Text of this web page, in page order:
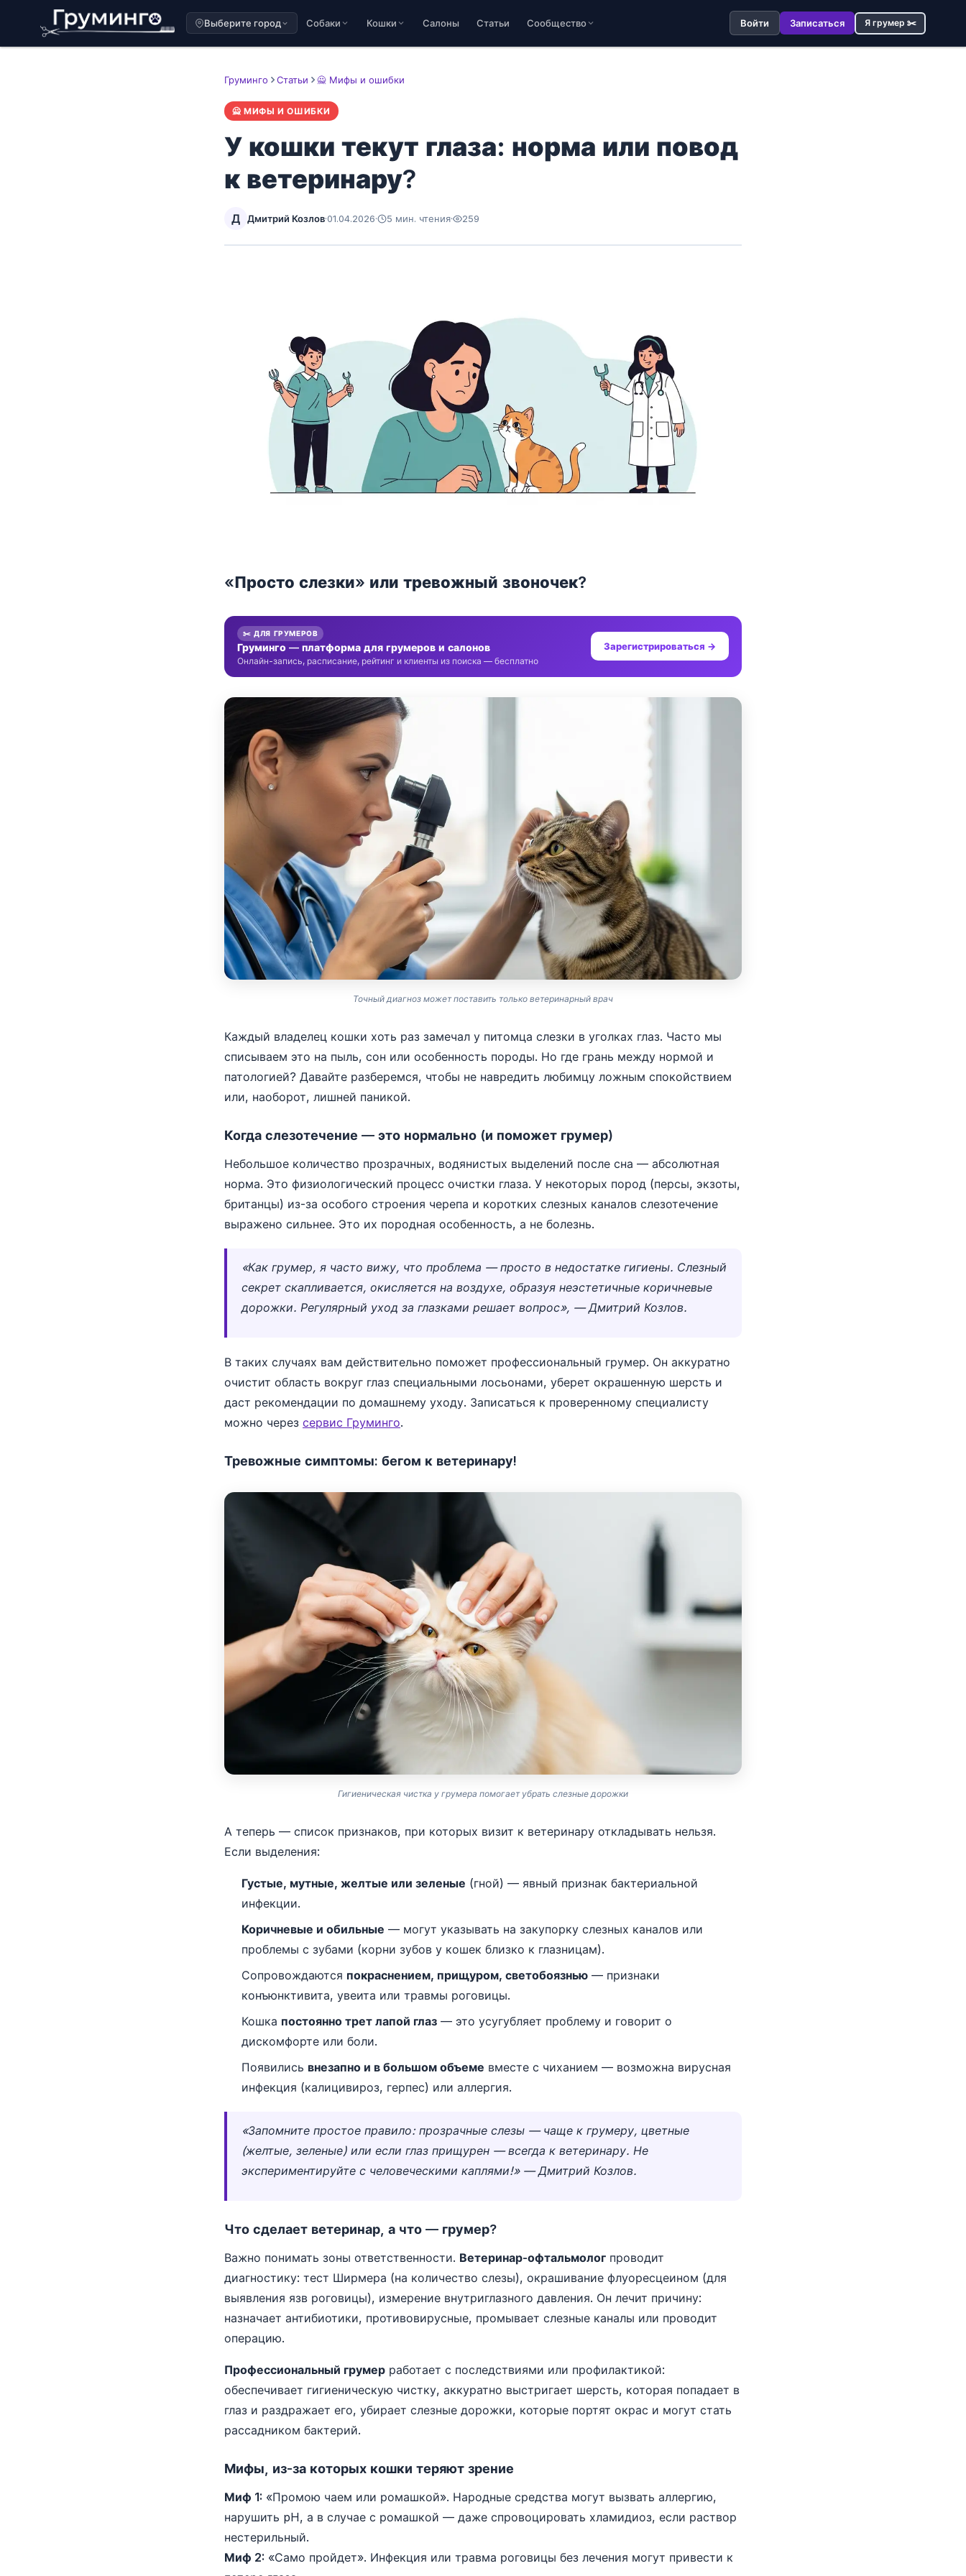
Выберите город Собаки Кошки Салоны Статьи Сообщество Войти Записаться Я грумер ✂️
Груминго Статьи 🙅 Мифы и ошибки
🙅 МИФЫ И ОШИБКИ
У кошки текут глаза: норма или повод
к ветеринару?
Д Дмитрий Козлов·01.04.2026· 5 мин. чтения· 259
«Просто слезки» или тревожный звоночек?
✂️ ДЛЯ ГРУМЕРОВ
Груминго — платформа для грумеров и салонов
Онлайн-запись, расписание, рейтинг и клиенты из поиска — бесплатно
Зарегистрироваться →
Точный диагноз может поставить только ветеринарный врач
Каждый владелец кошки хоть раз замечал у питомца слезки в уголках глаз. Часто мы
списываем это на пыль, сон или особенность породы. Но где грань между нормой и
патологией? Давайте разберемся, чтобы не навредить любимцу ложным спокойствием
или, наоборот, лишней паникой.
Когда слезотечение — это нормально (и поможет грумер)
Небольшое количество прозрачных, водянистых выделений после сна — абсолютная
норма. Это физиологический процесс очистки глаза. У некоторых пород (персы, экзоты,
британцы) из-за особого строения черепа и коротких слезных каналов слезотечение
выражено сильнее. Это их породная особенность, а не болезнь.
«Как грумер, я часто вижу, что проблема — просто в недостатке гигиены. Слезный
секрет скапливается, окисляется на воздухе, образуя неэстетичные коричневые
дорожки. Регулярный уход за глазками решает вопрос», — Дмитрий Козлов.
В таких случаях вам действительно поможет профессиональный грумер. Он аккуратно
очистит область вокруг глаз специальными лосьонами, уберет окрашенную шерсть и
даст рекомендации по домашнему уходу. Записаться к проверенному специалисту
можно через сервис Груминго.
Тревожные симптомы: бегом к ветеринару!
Гигиеническая чистка у грумера помогает убрать слезные дорожки
А теперь — список признаков, при которых визит к ветеринару откладывать нельзя.
Если выделения:
Густые, мутные, желтые или зеленые (гной) — явный признак бактериальной
инфекции.
Коричневые и обильные — могут указывать на закупорку слезных каналов или
проблемы с зубами (корни зубов у кошек близко к глазницам).
Сопровождаются покраснением, прищуром, светобоязнью — признаки
конъюнктивита, увеита или травмы роговицы.
Кошка постоянно трет лапой глаз — это усугубляет проблему и говорит о
дискомфорте или боли.
Появились внезапно и в большом объеме вместе с чиханием — возможна вирусная
инфекция (калицивироз, герпес) или аллергия.
«Запомните простое правило: прозрачные слезы — чаще к грумеру, цветные
(желтые, зеленые) или если глаз прищурен — всегда к ветеринару. Не
экспериментируйте с человеческими каплями!» — Дмитрий Козлов.
Что сделает ветеринар, а что — грумер?
Важно понимать зоны ответственности. Ветеринар-офтальмолог проводит
диагностику: тест Ширмера (на количество слезы), окрашивание флуоресцеином (для
выявления язв роговицы), измерение внутриглазного давления. Он лечит причину:
назначает антибиотики, противовирусные, промывает слезные каналы или проводит
операцию.
Профессиональный грумер работает с последствиями или профилактикой:
обеспечивает гигиеническую чистку, аккуратно выстригает шерсть, которая попадает в
глаз и раздражает его, убирает слезные дорожки, которые портят окрас и могут стать
рассадником бактерий.
Мифы, из-за которых кошки теряют зрение
Миф 1: «Промою чаем или ромашкой». Народные средства могут вызвать аллергию,
нарушить pH, а в случае с ромашкой — даже спровоцировать хламидиоз, если раствор
нестерильный.
Миф 2: «Само пройдет». Инфекция или травма роговицы без лечения могут привести к